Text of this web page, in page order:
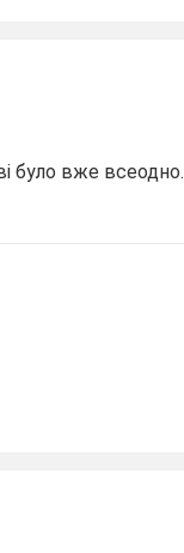
було вже всеодно.